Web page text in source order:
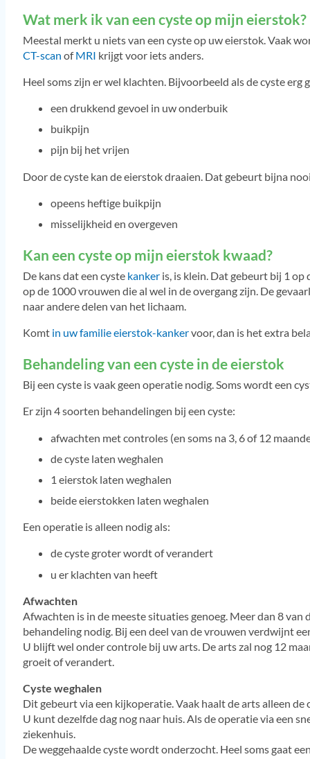
Wat merk ik van een cyste op mijn eierstok?
Meestal merkt u niets van een cyste op uw eierstok. Vaak
CT-scan ofMRI krijgt voor iets anders.
Heel soms zijn er wel klachten. Bijvoorbeeld als de cyste
een drukkend gevoel in uw onderbuik
buikpijn
pijn bij het vrijen
Door de cyste kan de eierstok draaien. Dat gebeurt bijna
opeens heftige buikpijn
misselijkheid en overgeven
Kan een cyste op mijn eierstok kwaad?
De kans dat een cyste kankeris, is klein. Dat gebeurt bij 1 op
op de 1000 vrouwen die al wel in de overgang zijn. De
naar andere delen van het lichaam.
Komt in uw familie eierstok-kankervoor, dan is het extra
Behandeling van een cyste in de eierstok
Bij een cyste is vaak geen operatie nodig. Soms wordt een
Er zijn 4 soorten behandelingen bij een cyste:
afwachten met controles (en soms na 3, 6 of 12
de cyste laten weghalen
1 eierstok laten weghalen
beide eierstokken laten weghalen
Een operatie is alleen nodig als:
de cyste groter wordt of verandert
u er klachten van heeft
Afwachten
Afwachten is in de meeste situaties genoeg. Meer dan 8
behandeling nodig. Bij een deel van de vrouwen verdwijnt
U blijft wel onder controle bij uw arts. De arts zal nog 12
groeit of verandert.
Cyste weghalen
Dit gebeurt via een kijkoperatie. Vaak haalt de arts alleen
U kunt dezelfde dag nog naar huis. Als de operatie via een
ziekenhuis.
De weggehaalde cyste wordt onderzocht. Heel soms gaat